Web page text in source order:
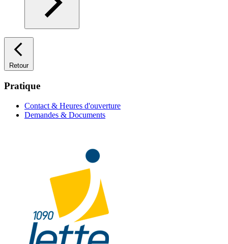
Retour
Pratique
Contact & Heures d'ouverture
Demandes & Documents